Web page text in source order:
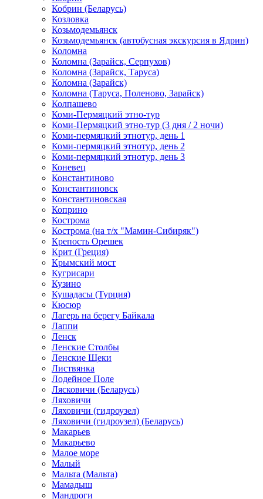
Кобрин (Беларусь)
Козловка
Козьмодемьянск
Козьмодемьянск (автобусная экскурсия в Ядрин)
Коломна
Коломна (Зарайск, Серпухов)
Коломна (Зарайск, Таруса)
Коломна (Зарайск)
Коломна (Таруса, Поленово, Зарайск)
Колпашево
Коми-Пермяцкий этно-тур
Коми-Пермяцкий этно-тур (3 дня / 2 ночи)
Коми-пермяцкий этнотур, день 1
Коми-пермяцкий этнотур, день 2
Коми-пермяцкий этнотур, день 3
Коневец
Константиново
Константиновск
Константиновская
Коприно
Кострома
Кострома (на т/х "Мамин-Сибиряк")
Крепость Орешек
Крит (Греция)
Крымский мост
Кугрисари
Кузино
Кушадасы (Турция)
Кюсюр
Лагерь на берегу Байкала
Лаппи
Ленск
Ленские Столбы
Ленские Щеки
Листвянка
Лодейное Поле
Лясковичи (Беларусь)
Ляховичи
Ляховичи (гидроузел)
Ляховичи (гидроузел) (Беларусь)
Макарьев
Макарьево
Малое море
Малый
Мальта (Мальта)
Мамадыш
Мандроги